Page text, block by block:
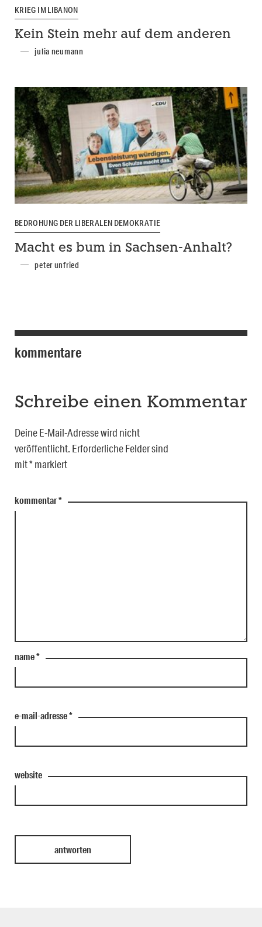
KRIEG IM LIBANON
Kein Stein mehr auf dem anderen
julia neumann
BEDROHUNG DER LIBERALEN DEMOKRATIE
Macht es bum in Sachsen-Anhalt?
peter unfried
kommentare
Schreibe einen Kommentar
Deine E-Mail-Adresse wird nicht
veröffentlicht. Erforderliche Felder sind
mit*markiert
kommentar*
name*
e-mail-adresse*
website